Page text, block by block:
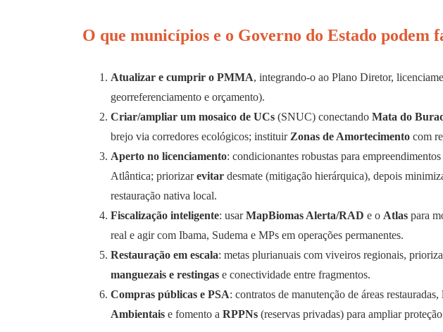
O que municípios e o Governo do Estado
Atualizar e cumprir o PMMA, integrando-o ao Plano Diretor,
georreferenciamento e orçamento).
Criar/ampliar um mosaico de UCs (SNUC) conectando Mata do
brejo via corredores ecológicos; instituir Zonas de Amortecimento com
Aperto no licenciamento: condicionantes robustas para
Atlântica; priorizarevitar desmate (mitigação hierárquica), depois
restauração nativa local.
Fiscalização inteligente: usarMapBiomas Alerta/RAD e o Atlas para
real e agir com Ibama, Sudema e MPs em operações permanentes.
Restauração em escala: metas plurianuais com viveiros regionais,
manguezais e restingas e conectividade entre fragmentos.
Compras públicas e PSA: contratos de manutenção de áreas restauradas,
Ambientais e fomento a RPPNs (reservas privadas) para ampliar